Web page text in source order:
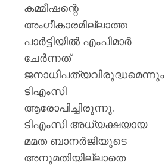
കമ്മീഷന്റെ
അംഗീകാരമില്ലാത്ത
പാര്‍ട്ടിയില്‍ എംപിമാര്‍
ചേര്‍ന്നത്
ജനാധിപത്യവിരുദ്ധമെന്നും
ടിഎംസി
ആരോപിച്ചിരുന്നു.
ടിഎംസി അധ്യക്ഷയായ
മമത ബാനര്‍ജിയുടെ
അനുമതിയില്ലാതെ